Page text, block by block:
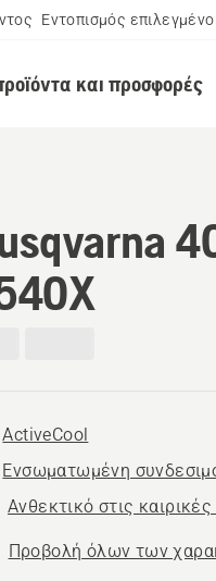
Εντοπισμός
και προσφορές
ActiveCool
Ενσωματωμένη
Ανθεκτικό στις
Προβολή όλων των